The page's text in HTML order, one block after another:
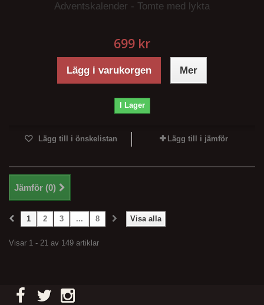
Adventskalender - Tomte med lykta
699 kr
Lägg i varukorgen Mer
I Lager
Lägg till i önskelistan Lägg till i jämför
Jämför (0)
Visa alla
1 2 3 ... 8
Visar 1 - 21 av 149 artiklar